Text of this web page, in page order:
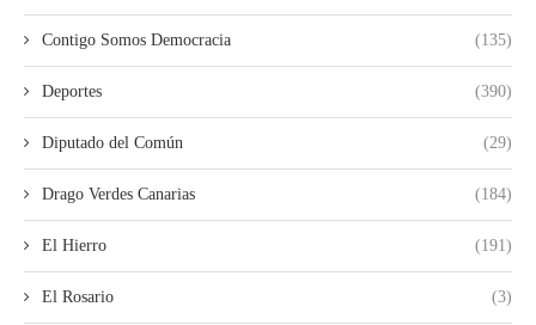
Contigo Somos Democracia (135)
Deportes (390)
Diputado del Común (29)
Drago Verdes Canarias (184)
El Hierro (191)
El Rosario (3)